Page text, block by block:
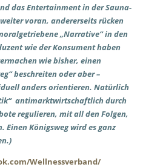
das Entertainment in der Sauna-
voran, andererseits rücken
„Narrative“ in den
wie der Konsument haben
wie bisher, einen
beschreiten oder aber –
anders orientieren. Natürlich
antimarktwirtschaftlich durch
regulieren, mit all den Folgen,
Einen Königsweg wird es ganz
Wellnessverband/